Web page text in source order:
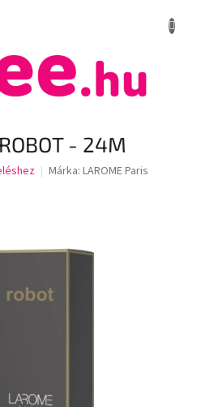
KOSÁR
- 24M
Márka: LAROME Paris